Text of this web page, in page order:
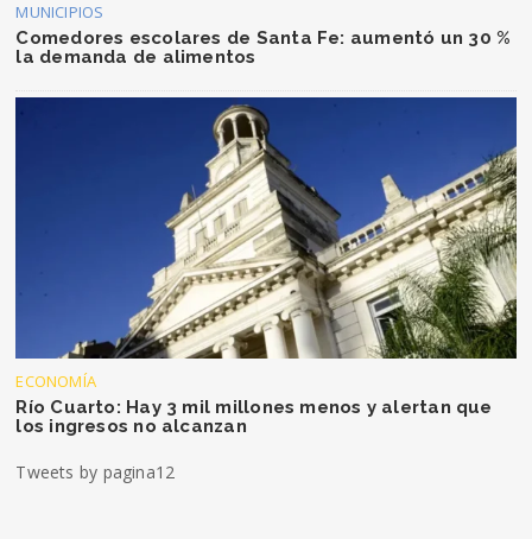
MUNICIPIOS
Comedores escolares de Santa Fe: aumentó un 30 %
la demanda de alimentos
ECONOMÍA
Río Cuarto: Hay 3 mil millones menos y alertan que
los ingresos no alcanzan
Tweets by pagina12